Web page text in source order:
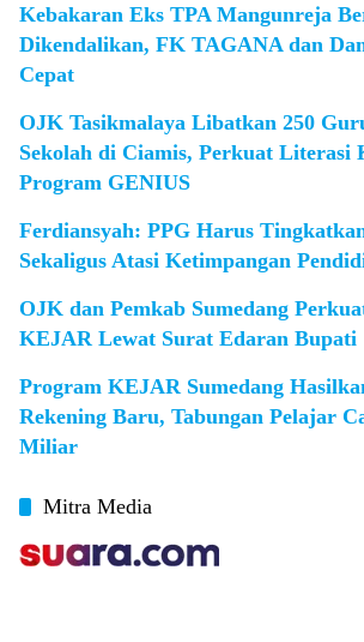
Kebakaran Eks TPA Mangunreja
Dikendalikan, FK TAGANA dan
Cepat
OJK Tasikmalaya Libatkan 250
Sekolah di Ciamis, Perkuat Literasi
Program GENIUS
Ferdiansyah: PPG Harus
Sekaligus Atasi Ketimpangan
OJK dan Pemkab Sumedang
KEJAR Lewat Surat Edaran Bupati
Program KEJAR Sumedang
Rekening Baru, Tabungan Pelajar
Miliar
Mitra Media